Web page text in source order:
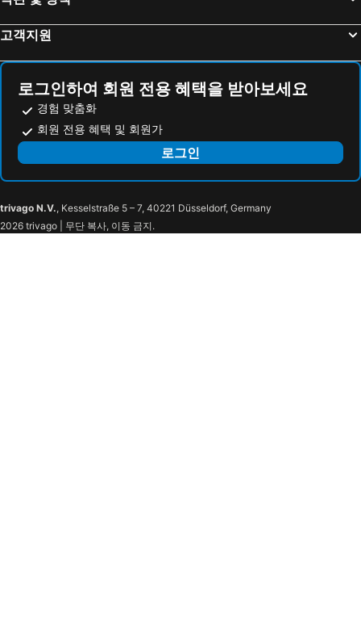
고객지원
로그인하여 회원 전용 혜택을 받아보세요
경험 맞춤화
회원 전용 혜택 및 회원가
로그인
trivago N.V., Kesselstraße 5 – 7, 40221 Düsseldorf, Germany
2026 trivago | 무단 복사, 이동 금지.